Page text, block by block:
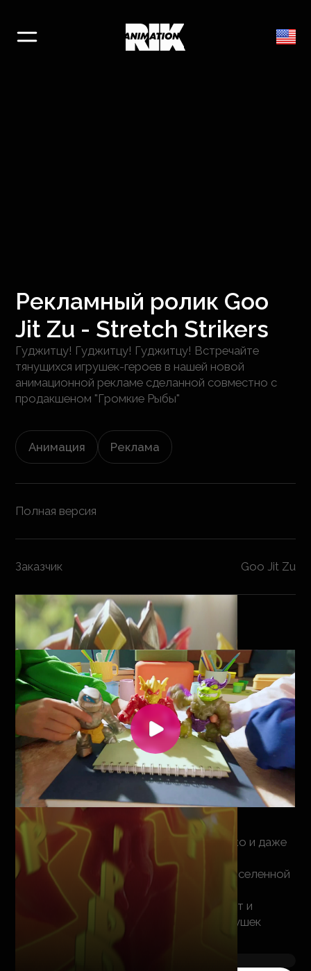
Рекламный ролик Goo
Jit Zu - Stretch Strikers
Гуджитцу! Гуджитцу! Гуджитцу! Встречайте
тянущихся игрушек-героев в нашей новой
анимационной рекламе сделанной совместно с
продакшеном "Громкие Рыбы"
Анимация Реклама
Полная версия
Заказчик Goo Jit Zu
Персонажи
В ролике: Пламенный Блейзагот, Рок Джо и даже
сам Царь-Гидра!
Они борются за право господство над вселенной
Гу, пока мы боремся
за правильную передачу узнаваемых черт и
характеров так всем полюбившихся игрушек